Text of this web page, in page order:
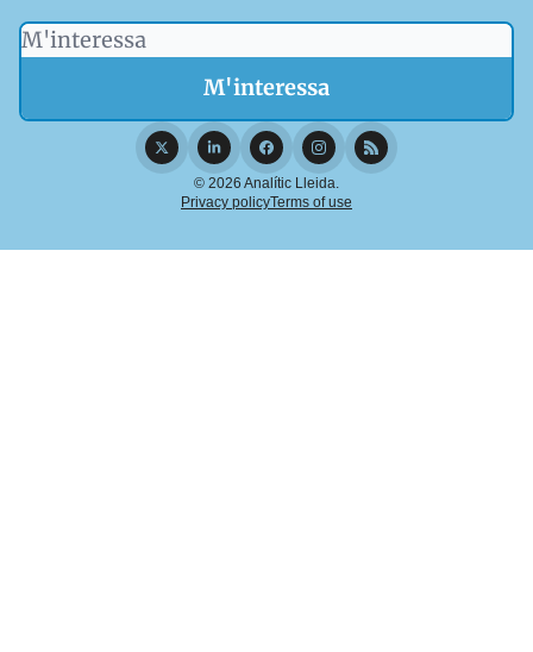
© 2026 Analític Lleida.
Privacy policyTerms of use